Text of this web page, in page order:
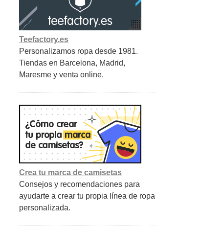
Teefactory.es
Personalizamos ropa desde 1981.
Tiendas en Barcelona, Madrid,
Maresme y venta online.
Crea tu marca de camisetas
Consejos y recomendaciones para
ayudarte a crear tu propia línea de ropa
personalizada.